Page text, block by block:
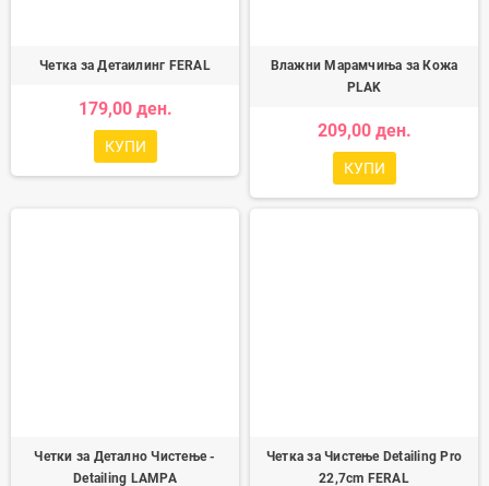
Четка за Детаилинг FERAL
179,00 ден.
КУПИ
Влажни Марамчиња за Кожа
PLAK
209,00 ден.
КУПИ
Четки за Детално Чистење -
Detailing LAMPA
Четка за Чистење Detailing Pro
22,7cm FERAL